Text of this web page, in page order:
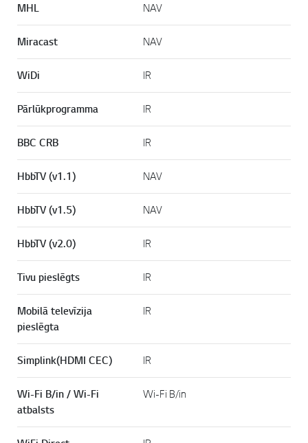
MHL NAV
Miracast NAV
WiDi IR
Pārlūkprogramma IR
BBC CRB IR
HbbTV (v1.1) NAV
HbbTV (v1.5) NAV
HbbTV (v2.0) IR
Tivu pieslēgts IR
Mobilā televīzija
pieslēgta
IR
Simplink(HDMI CEC) IR
Wi-Fi B/in / Wi-Fi
atbalsts
Wi-Fi B/in